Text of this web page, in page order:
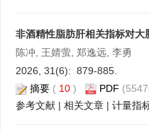
非酒精性脂肪肝相关指标对
陈冲, 王婧萤, 郑逸远, 李勇
2026, 31(6): 879-885.
摘要 ( 10 ) PDF
参考文献 | 相关文章 | 计量指